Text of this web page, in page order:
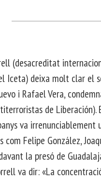
(desacreditat
Iceta) deixa molt clar el
i Rafael Vera,
de
va
Felipe González,
la presó de
va dir: «La